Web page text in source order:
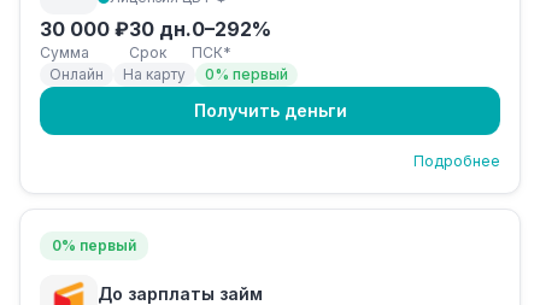
30 000 ₽
Сумма
30 дн.
Срок
0–292%
ПСК*
Онлайн
На карту 0% первый
Получить деньги
Подробнее
0% первый
До зарплаты займ